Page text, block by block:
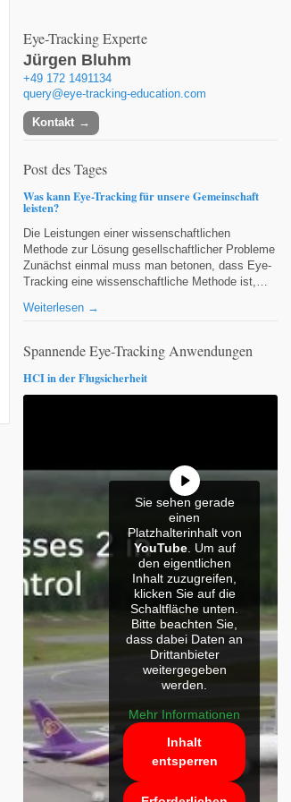
Eye-Tracking Experte
Jürgen Bluhm
+49 172 1491134
query@eye-tracking-education.com
Kontakt
Post des Tages
Was kann Eye-Tracking für unsere Gemeinschaft
leisten?
Die Leistungen einer wissenschaftlichen
Methode zur Lösung gesellschaftlicher Probleme
Zunächst einmal muss man betonen, dass Eye-
Tracking eine wissenschaftliche Methode ist,…
Weiterlesen →
Spannende Eye-Tracking Anwendungen
HCI in der Flugsicherheit
Sie sehen gerade
einen
Platzhalterinhalt von
YouTube. Um auf
den eigentlichen
Inhalt zuzugreifen,
klicken Sie auf die
Schaltfläche unten.
Bitte beachten Sie,
dass dabei Daten an
Drittanbieter
weitergegeben
werden.
Mehr Informationen
Inhalt
entsperren